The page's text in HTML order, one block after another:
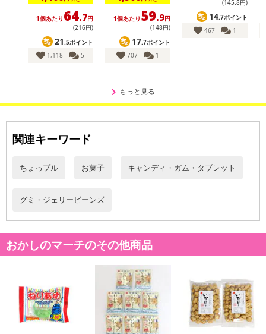
※配送日時の指定が可能な商品の場合、商品によってご指定できる
配送日、配送時間が異なる可能性がございます。
カート機能をご利用の場合は、配送日時指定をご利用いただけませ
発送日カレンダー
■その他共通および商品カテゴリー別注意事項（※必ずご確認くだ
さい）
こちらの情報は2026年07月09日 時点での情報となります。
1個あたり 64.7円
(216円)
21.5ポイント
1,118
5
1個あたり 59.9円
(148円)
17.7ポイント
707
1
(145.8円)
14.7ポイント
467
1
もっと見る
関連キーワード
ちょっプル お菓子 キャンディ・ガム・タブレット
グミ・ジェリービーンズ
おかしのマーチのその他商品